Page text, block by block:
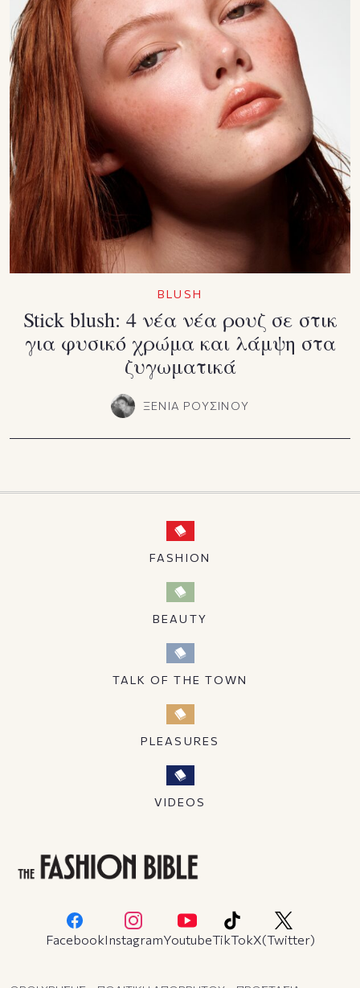
BLUSH
Stick blush: 4 νέα νέα ρουζ σε στικ
για φυσικό χρώμα και λάμψη στα
ζυγωματικά
ΞΕΝΙΑ ΡΟΥΣΙΝΟΥ
FASHION
BEAUTY
TALK OF THE TOWN
PLEASURES
VIDEOS
FacebookInstagramYoutubeTikTokX(Twitter)